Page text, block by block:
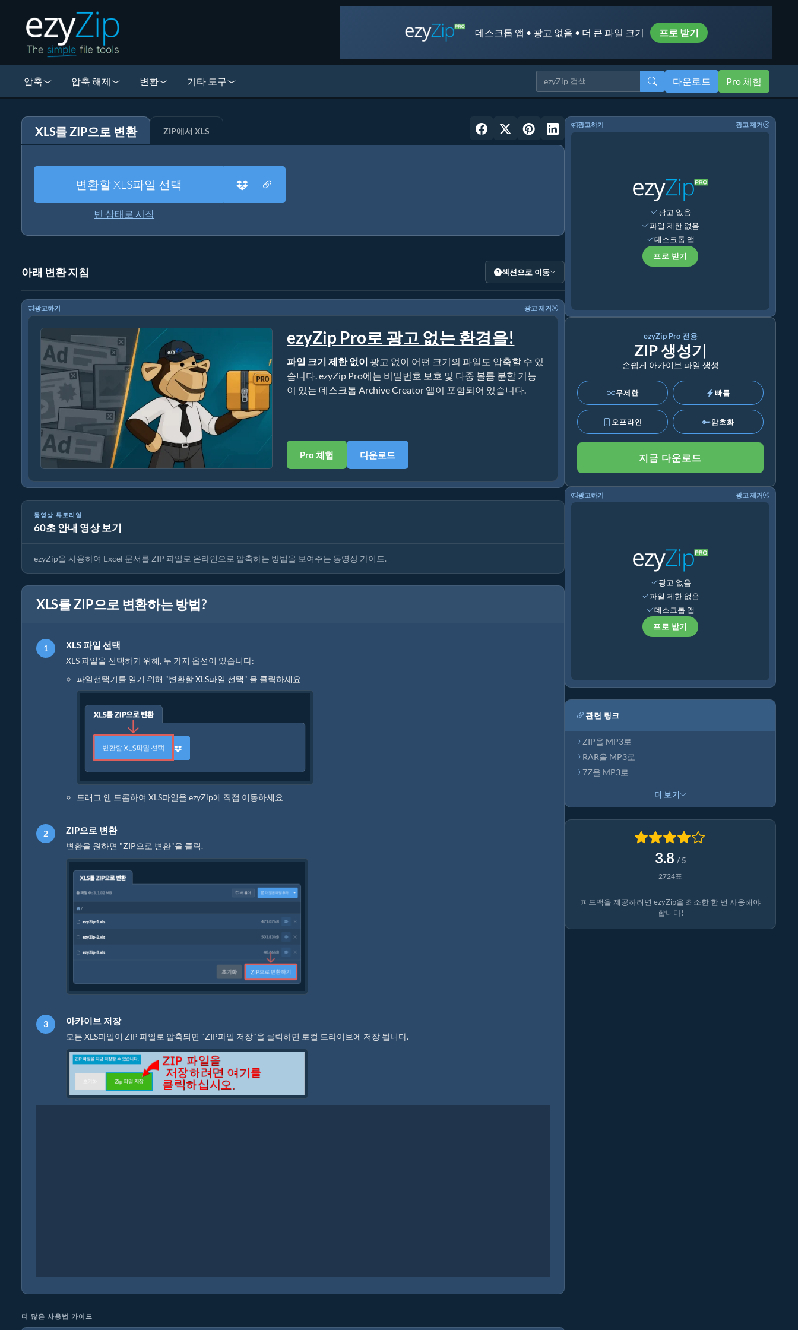
데스크톱 앱 • 광고 없음 • 더 큰 파일 크기 프로 받기
압축 압축 해제 변환 기타 도구 다운로드 Pro 체험
XLS를 ZIP으로 변환 ZIP에서 XLS
변환할 XLS파일 선택
빈 상태로 시작
아래 변환 지침 섹션으로 이동
광고하기 광고 제거
ezyZip Pro로 광고 없는 환경을!
파일 크기 제한 없이 광고 없이 어떤 크기의 파일도 압축할 수 있
습니다. ezyZip Pro에는 비밀번호 보호 및 다중 볼륨 분할 기능
이 있는 데스크톱 Archive Creator 앱이 포함되어 있습니다.
Pro 체험 다운로드
동영상 튜토리얼
60초 안내 영상 보기
XLS를 ZIP으로 온라인 변환하는 방법 (간단한 가이드)
ezyZip을 사용하여 Excel 문서를 ZIP 파일로 온라인으로 압축하는 방법을 보여주는 동영상 가이드.
XLS를 ZIP으로 변환하는 방법?
XLS 파일 선택
XLS 파일을 선택하기 위해, 두 가지 옵션이 있습니다:
파일선택기를 열기 위해 "변환할 XLS파일 선택" 을 클릭하세요
드래그 앤 드롭하여 XLS파일을 ezyZip에 직접 이동하세요
ZIP으로 변환
변환을 원하면 "ZIP으로 변환"을 클릭.
아카이브 저장
모든 XLS파일이 ZIP 파일로 압축되면 "ZIP파일 저장"을 클릭하면 로컬 드라이브에 저장 됩니다.
더 많은 사용법 가이드
광고하기 광고 제거
광고 없음
파일 제한 없음
데스크톱 앱
프로 받기
ezyZip Pro 전용
ZIP 생성기
손쉽게 아카이브 파일 생성
무제한 빠름
오프라인 암호화
지금 다운로드
광고하기 광고 제거
광고 없음
파일 제한 없음
데스크톱 앱
프로 받기
관련 링크
ZIP을 MP3로
RAR을 MP3로
7Z을 MP3로
더 보기
3.8 / 5
2724표
피드백을 제공하려면 ezyZip을 최소한 한 번 사용해야
합니다!